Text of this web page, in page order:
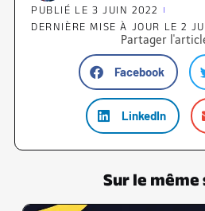
PUBLIÉ LE 3 JUIN 2022
DERNIÈRE MISE À JOUR LE 2
Partager
Facebook
LinkedIn
Sur le même